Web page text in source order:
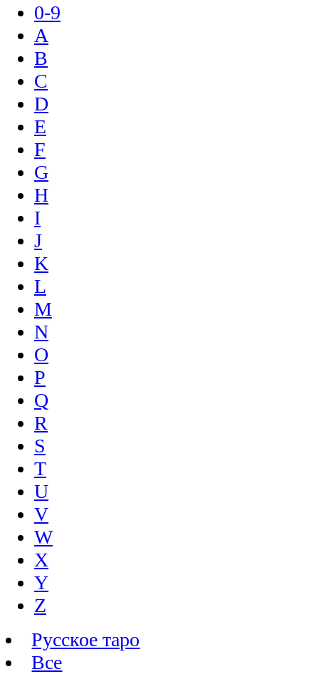
0-9
A
B
C
D
E
F
G
H
I
J
K
L
M
N
O
P
Q
R
S
T
U
V
W
X
Y
Z
Русское таро
Все